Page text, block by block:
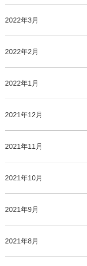
2022年3月
2022年2月
2022年1月
2021年12月
2021年11月
2021年10月
2021年9月
2021年8月